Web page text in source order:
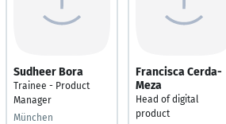
Sudheer Bora
Trainee - Product
Manager
München
Francisca Cerda-
Meza
Head of digital
product